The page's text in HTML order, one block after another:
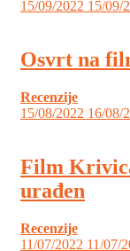
15/09/2022 15/09/
Osvrt na
Recenzije
15/08/2022 16/08/
Film
urađen
Recenzije
11/07/2022 11/07/